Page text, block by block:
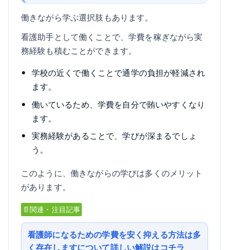
働きながら学ぶ選択肢もあります。
看護助手として働くことで、学費を稼ぎながら実
務経験も積むことができます。
学校の近くで働くことで通学の負担が軽減され
ます。
働いているため、学費を自分で賄いやすくなり
ます。
実務経験があることで、学びが深まるでしょ
う。
このように、働きながらの学びは多くのメリット
があります。
📄関連・注目記事
看護師になるための学費を安く抑える方法は多
く存在しますについて詳しい解説はコチラ